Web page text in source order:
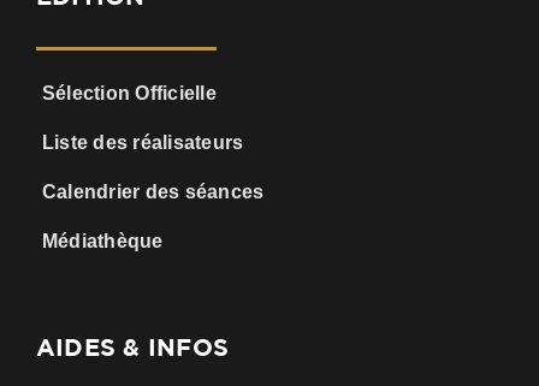
Sélection Officielle
Liste des réalisateurs
Calendrier des séances
Médiathèque
AIDES & INFOS